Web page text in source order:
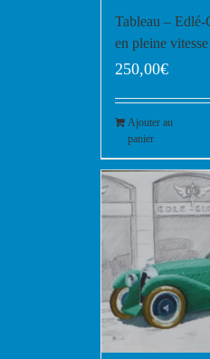
Tableau –
en pleine vitesse
250,00€
Ajouter au
panier